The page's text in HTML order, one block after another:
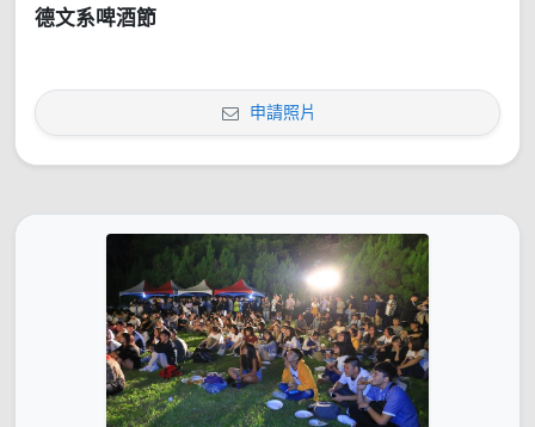
德文系啤酒節
申請照片